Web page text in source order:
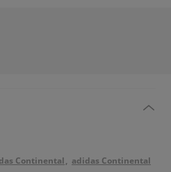
Continental
adidas Continental